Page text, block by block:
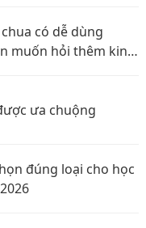
có dễ dùng
muốn hỏi thêm kinh
ưa chuộng
đúng loại cho học